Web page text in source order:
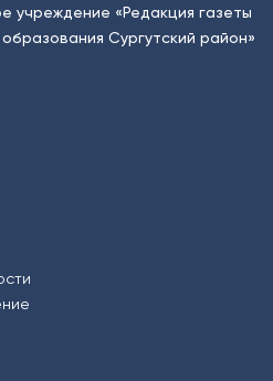
учреждение «Редакция газеты
Сургутский район»